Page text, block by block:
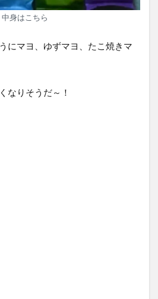
中身はこちら
にマヨ、ゆずマヨ、たこ焼きマ
なりそうだ～！